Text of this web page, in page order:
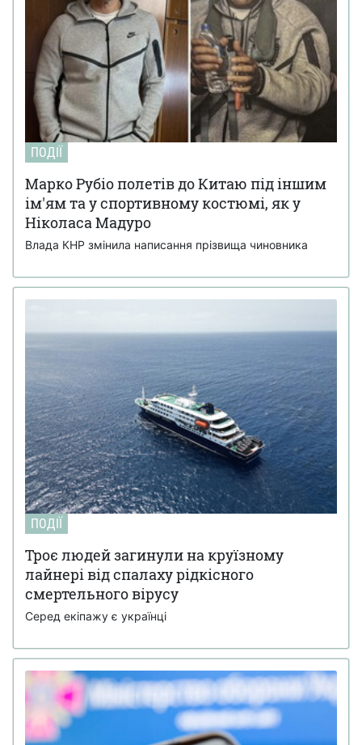
ПОДІЇ
Марко Рубіо полетів до Китаю під іншим
ім'ям та у спортивному костюмі, як у
Ніколаса Мадуро
Влада КНР змінила написання прізвища чиновника
ПОДІЇ
Троє людей загинули на круїзному
лайнері від спалаху рідкісного
смертельного вірусу
Серед екіпажу є українці